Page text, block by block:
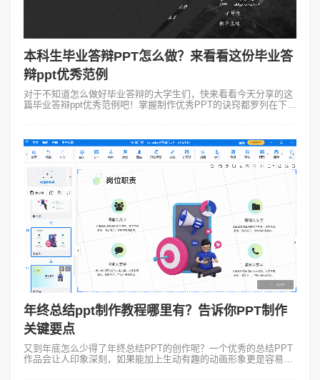
本科生毕业答辩PPT怎么做？来看看这份毕业答
辩ppt优秀范例
对于不知道怎么做好毕业答辩的大学生们，快来看看今天分享的这
篇毕业答辩ppt优秀范例吧！掌握制作优秀PPT的诀窍都罗列在下面
年终总结ppt制作教程哪里有？告诉你PPT制作
关键要点
又到年底怎么少得了年终总结PPT的创作呢？一个优秀的总结PPT
作品会让人印象深刻，如果能加上生动有趣的动画形象更是容易吸